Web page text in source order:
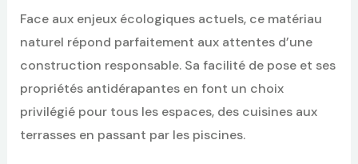
Face aux enjeux écologiques actuels, ce matériau
naturel répond parfaitement aux attentes d’une
construction responsable. Sa facilité de pose et ses
propriétés antidérapantes en font un choix
privilégié pour tous les espaces, des cuisines aux
terrasses en passant par les piscines.